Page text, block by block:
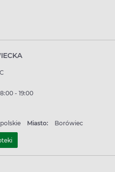
- 19:00
Miasto: Borówiec